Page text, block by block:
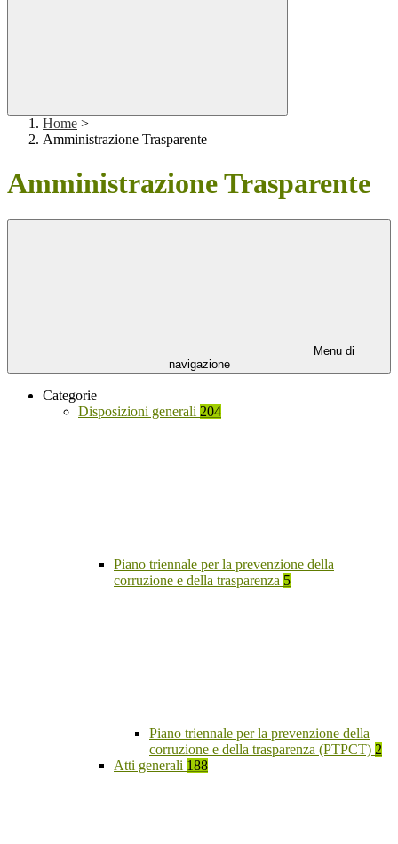
Home >
Amministrazione Trasparente
Amministrazione Trasparente
Menu di
navigazione
Categorie
Disposizioni generali 204
Piano triennale per la prevenzione della
corruzione e della trasparenza 5
Piano triennale per la prevenzione della
corruzione e della trasparenza (PTPCT) 2
Atti generali 188